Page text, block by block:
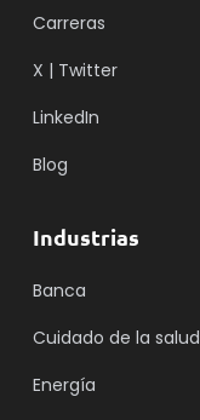
Carreras
X | Twitter
LinkedIn
Blog
Industrias
Banca
Cuidado de la salud
Energía